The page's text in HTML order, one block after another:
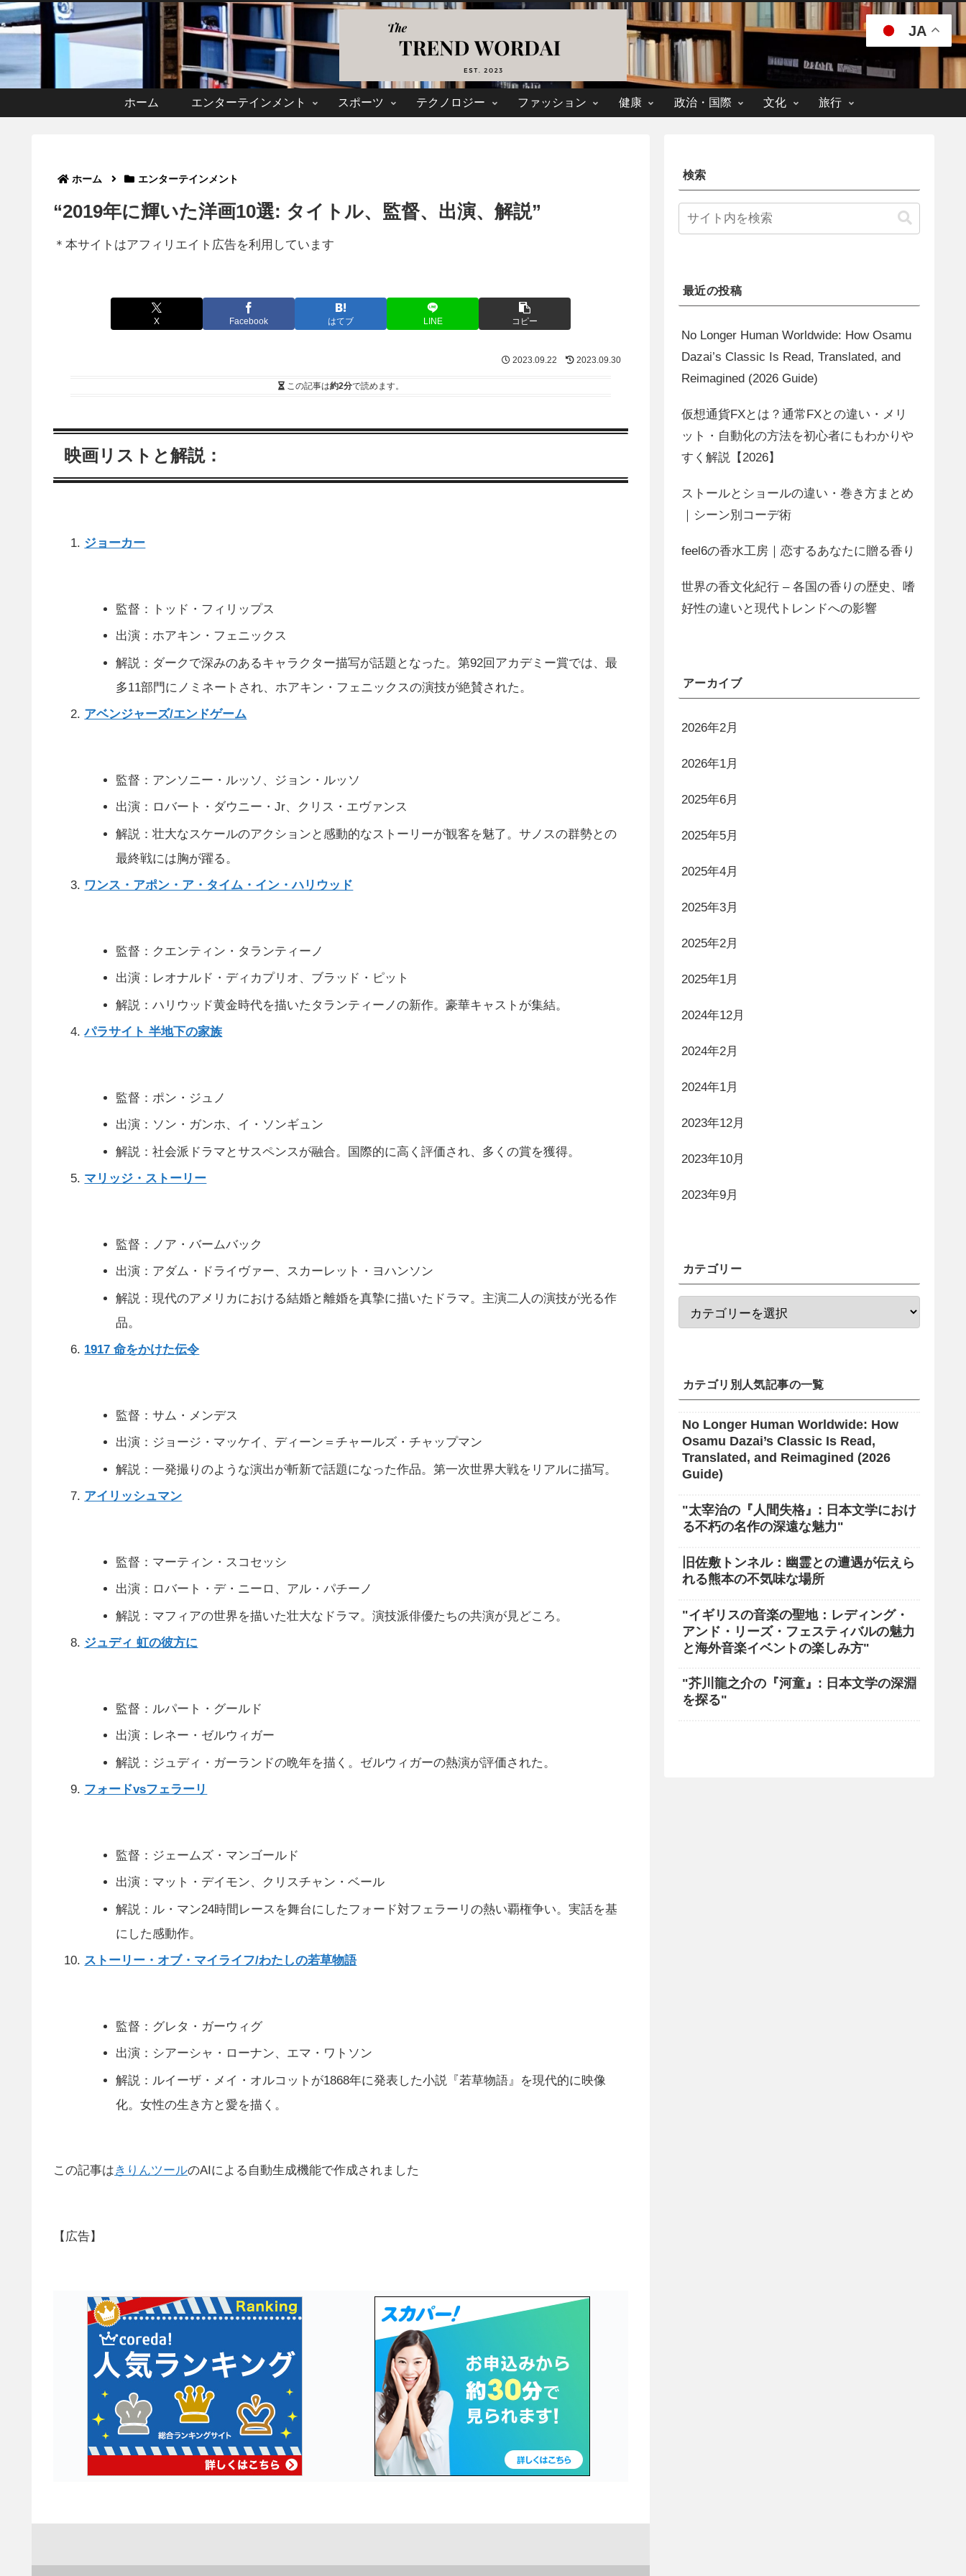
ホーム エンターテインメント スポーツ テクノロジー ファッション 健康 政治・国際 文化 旅行
ホーム エンターテインメント
“2019年に輝いた洋画10選: タイトル、監督、出演、解説”
＊本サイトはアフィリエイト広告を利用しています
X Facebook はてブ LINE コピー
2023.09.22 2023.09.30
この記事は約2分で読めます。
映画リストと解説：
ジョーカー
監督：トッド・フィリップス
出演：ホアキン・フェニックス
解説：ダークで深みのあるキャラクター描写が話題となった。第92回アカデミー賞では、最
多11部門にノミネートされ、ホアキン・フェニックスの演技が絶賛された。
アベンジャーズ/エンドゲーム
監督：アンソニー・ルッソ、ジョン・ルッソ
出演：ロバート・ダウニー・Jr、クリス・エヴァンス
解説：壮大なスケールのアクションと感動的なストーリーが観客を魅了。サノスの群勢との
最終戦には胸が躍る。
ワンス・アポン・ア・タイム・イン・ハリウッド
監督：クエンティン・タランティーノ
出演：レオナルド・ディカプリオ、ブラッド・ピット
解説：ハリウッド黄金時代を描いたタランティーノの新作。豪華キャストが集結。
パラサイト 半地下の家族
監督：ポン・ジュノ
出演：ソン・ガンホ、イ・ソンギュン
解説：社会派ドラマとサスペンスが融合。国際的に高く評価され、多くの賞を獲得。
マリッジ・ストーリー
監督：ノア・バームバック
出演：アダム・ドライヴァー、スカーレット・ヨハンソン
解説：現代のアメリカにおける結婚と離婚を真摯に描いたドラマ。主演二人の演技が光る作
品。
1917 命をかけた伝令
監督：サム・メンデス
出演：ジョージ・マッケイ、ディーン＝チャールズ・チャップマン
解説：一発撮りのような演出が斬新で話題になった作品。第一次世界大戦をリアルに描写。
アイリッシュマン
監督：マーティン・スコセッシ
出演：ロバート・デ・ニーロ、アル・パチーノ
解説：マフィアの世界を描いた壮大なドラマ。演技派俳優たちの共演が見どころ。
ジュディ 虹の彼方に
監督：ルパート・グールド
出演：レネー・ゼルウィガー
解説：ジュディ・ガーランドの晩年を描く。ゼルウィガーの熱演が評価された。
フォードvsフェラーリ
監督：ジェームズ・マンゴールド
出演：マット・デイモン、クリスチャン・ベール
解説：ル・マン24時間レースを舞台にしたフォード対フェラーリの熱い覇権争い。実話を基
にした感動作。
ストーリー・オブ・マイライフ/わたしの若草物語
監督：グレタ・ガーウィグ
出演：シアーシャ・ローナン、エマ・ワトソン
解説：ルイーザ・メイ・オルコットが1868年に発表した小説『若草物語』を現代的に映像
化。女性の生き方と愛を描く。
この記事はきりんツールのAIによる自動生成機能で作成されました
【広告】
検索
最近の投稿
No Longer Human Worldwide: How Osamu
Dazai’s Classic Is Read, Translated, and
Reimagined (2026 Guide)
仮想通貨FXとは？通常FXとの違い・メリ
ット・自動化の方法を初心者にもわかりや
すく解説【2026】
ストールとショールの違い・巻き方まとめ
｜シーン別コーデ術
feel6の香水工房｜恋するあなたに贈る香り
世界の香文化紀行 – 各国の香りの歴史、嗜
好性の違いと現代トレンドへの影響
アーカイブ
2026年2月
2026年1月
2025年6月
2025年5月
2025年4月
2025年3月
2025年2月
2025年1月
2024年12月
2024年2月
2024年1月
2023年12月
2023年10月
2023年9月
カテゴリー
カテゴリ別人気記事の一覧
No Longer Human Worldwide: How
Osamu Dazai’s Classic Is Read,
Translated, and Reimagined (2026
Guide)
"太宰治の『人間失格』: 日本文学におけ
る不朽の名作の深遠な魅力"
旧佐敷トンネル：幽霊との遭遇が伝えら
れる熊本の不気味な場所
"イギリスの音楽の聖地：レディング・
アンド・リーズ・フェスティバルの魅力
と海外音楽イベントの楽しみ方"
"芥川龍之介の『河童』: 日本文学の深淵
を探る"
JA